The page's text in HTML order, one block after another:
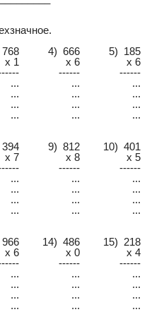
4) 666
5) 185
x 1 x 6
x 6
------
------
... ...
...
... ...
...
... ...
...
... ... ...
9) 812
10) 401
x 7 x 8
x 5
------
------
... ...
...
... ...
...
... ...
...
... ... ...
14) 486
15) 218
x 6 x 0
x 4
------
------
... ...
...
... ...
...
... ...
...
... ... ...